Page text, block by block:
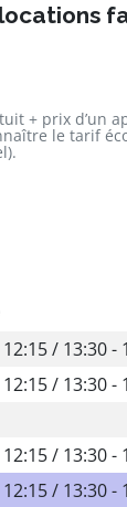
+ prix d’un
le tarif
/ 13:30 -
/ 13:30 -
/ 13:30 -
/ 13:30 -